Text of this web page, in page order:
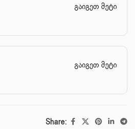
გაიგეთ მეტი
გაიგეთ მეტი
Share: